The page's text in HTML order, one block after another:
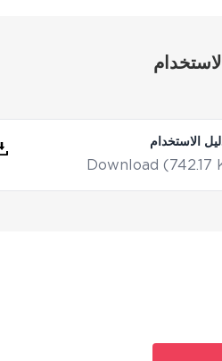
الاستخدام
Download (742.17